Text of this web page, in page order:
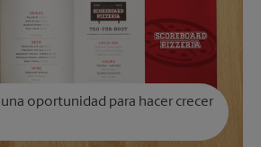
oportunidad para hacer crecer